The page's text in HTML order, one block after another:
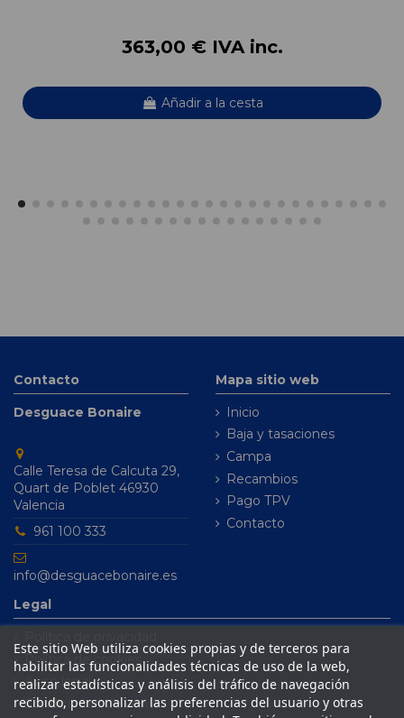
363,00 € IVA inc.
Añadir a la cesta
Contacto
Desguace Bonaire
Calle Teresa de Calcuta 29,
Quart de Poblet 46930
Valencia
961 100 333
info@desguacebonaire.es
Mapa sitio web
Inicio
Baja y tasaciones
Campa
Recambios
Pago TPV
Contacto
Legal
Política de cookies
Aviso legal
Condiciones de venta
Este sitio Web utiliza cookies propias y de terceros para
habilitar las funcionalidades técnicas de uso de la web,
realizar estadísticas y análisis del tráfico de navegación
recibido, personalizar las preferencias del usuario y otras